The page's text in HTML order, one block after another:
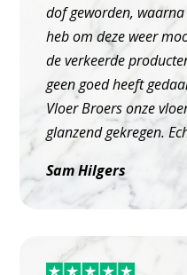
dof geworden,
heb om deze weer
de verkeerde
geen goed heeft
Vloer Broers onze
glanzend gekregen.
Sam Hilgers